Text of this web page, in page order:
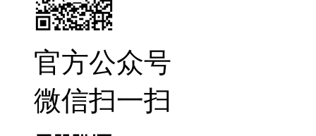
官方公众号
微信扫一扫